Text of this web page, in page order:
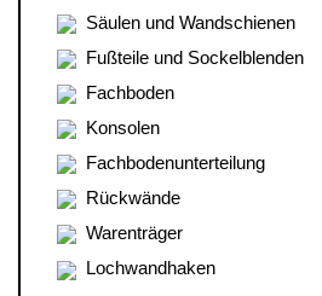
Säulen und Wandschienen
Fußteile und Sockelblenden
Fachboden
Konsolen
Fachbodenunterteilung
Rückwände
Warenträger
Lochwandhaken